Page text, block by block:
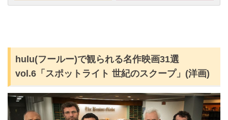
hulu(フールー)で観られる名作映画31選
vol.6「スポットライト 世紀のスクープ」(洋画)